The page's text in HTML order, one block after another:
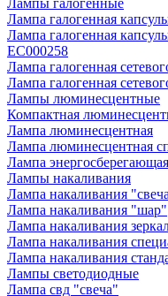
Лампы галогенные
Лампа галогенная
Лампа галогенная
EC000258
Лампа галогенная
Лампа галогенная
Лампы люминесцентные
Компактная
Лампа люминесцентная
Лампа люминесцентная
Лампа
Лампы накаливания
Лампа накаливания
Лампа накаливания "шар"
Лампа накаливания
Лампа накаливания
Лампа накаливания
Лампы светодиодные
Лампа свд "свеча"